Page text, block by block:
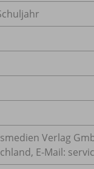
Verlag
E-Mail: